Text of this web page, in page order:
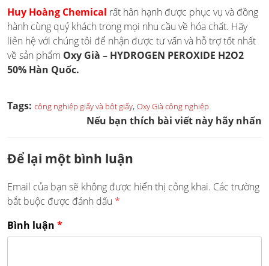
Huy Hoàng Chemical rất hân hạnh được phục vụ và đồng
hành cùng quý khách trong mọi nhu cầu về hóa chất. Hãy
liên hệ với chúng tôi để nhận được tư vấn và hỗ trợ tốt nhất
về sản phẩm Oxy Già – HYDROGEN PEROXIDE H2O2
50% Hàn Quốc.
Tags: công nghiệp giấy và bột giấy, Oxy Già công nghiệp
Nếu bạn thích bài viết này hãy nhấn
Để lại một bình luận
Email của bạn sẽ không được hiển thị công khai. Các trường
bắt buộc được đánh dấu *
Bình luận *